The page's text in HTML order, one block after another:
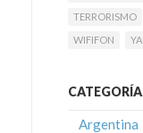
TERRORISMO
WIFIFON
Argentina